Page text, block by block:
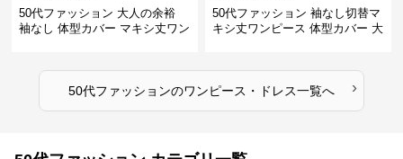
50代ファッション 大人の余裕
袖なし 体型カバー マキシ丈ワン
50代ファッション 袖なし切替マ
キシ丈ワンピース 体型カバー 大
50代ファッションのワンピース・ドレス一覧へ ›